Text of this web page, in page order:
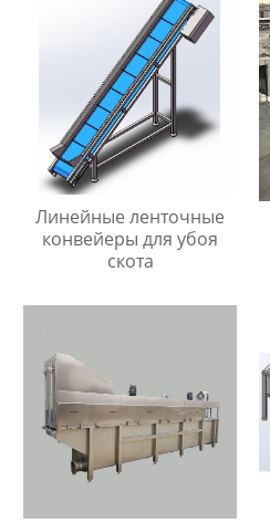
Линейные ленточные
конвейеры для убоя
скота